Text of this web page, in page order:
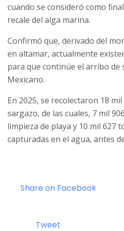
cuando se consideró como
recale del alga marina.
Confirmó que, derivado del
en altamar, actualmente
para que continúe el arribo de
Mexicano.
En 2025, se recolectaron 18
sargazo, de las cuales, 7 mil
limpieza de playa y 10 mil 627
capturadas en el agua, antes
Share on Facebook
Tweet